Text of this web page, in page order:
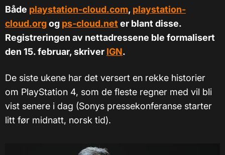
Både playstation-cloud.com, playstation-
cloud.orgog ps-cloud.net er blant disse.
Registreringen av nettadressene ble formalisert
den 15. februar, skriver IGN.
De siste ukene har det versert en rekke historier
om PlayStation 4, som de fleste regner med vil bli
vist senere i dag (Sonys pressekonferanse starter
litt før midnatt, norsk tid).